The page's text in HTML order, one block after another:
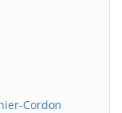
Cordon